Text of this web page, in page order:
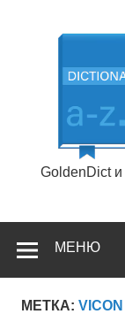
содержимому
GoldenDict
МЕНЮ
МЕТКА: VICON